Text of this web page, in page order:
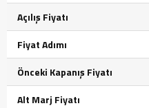
Açılış Fiyatı
Fiyat Adımı
Önceki Kapanış Fiyatı
Alt Marj Fiyatı